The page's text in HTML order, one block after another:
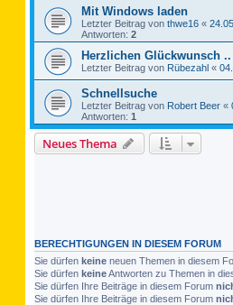
Mit Windows laden
Letzter Beitrag von thwe16 «
Antworten: 2
Herzlichen Glückwunsch ..
Letzter Beitrag von Rübezahl «
Schnellsuche
Letzter Beitrag von Robert Beer «
Antworten: 1
Neues Thema
BERECHTIGUNGEN IN DIESEM FORUM
Sie dürfen keine neuen Themen in diesem
Sie dürfen keineAntworten zu Themen in
Sie dürfen Ihre Beiträge in diesem Forum
Sie dürfen Ihre Beiträge in diesem Forum